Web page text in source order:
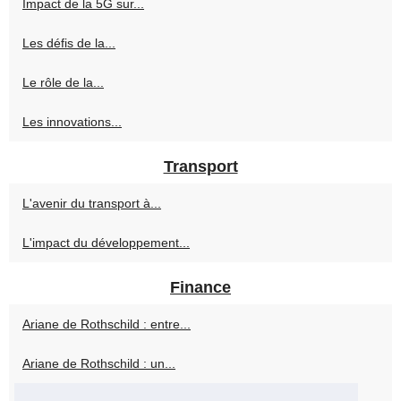
Impact de la 5G sur...
Les défis de la...
Le rôle de la...
Les innovations...
Transport
L'avenir du transport à...
L'impact du développement...
Finance
Ariane de Rothschild : entre...
Ariane de Rothschild : un...